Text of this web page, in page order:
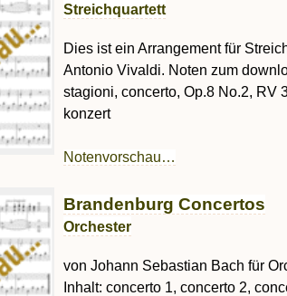
Streichquartett
Dies ist ein Arrangement für
Antonio Vivaldi. Noten zum
stagioni, concerto, Op.8 No.2, RV
konzert
Notenvorschau…
Brandenburg Concertos
Orchester
von Johann Sebastian Bach für
Inhalt: concerto 1, concerto 2,